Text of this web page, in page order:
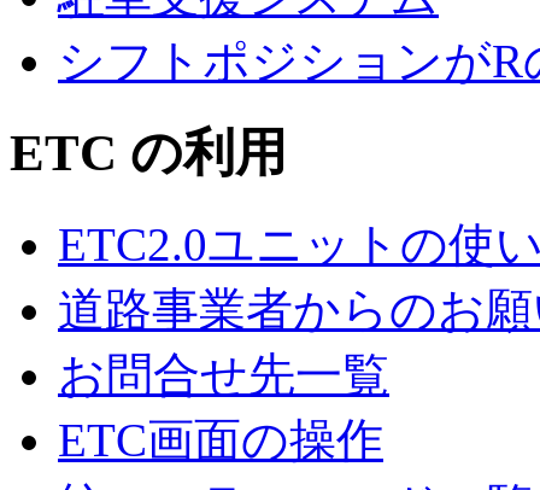
シフトポジションが
ETC の利用
ETC2.0ユニットの使
道路事業者からのお
お問合せ先一覧
ETC画面の操作